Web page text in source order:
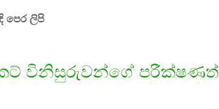
පෙර ලිපි
විනිසුරුවන්ගේ